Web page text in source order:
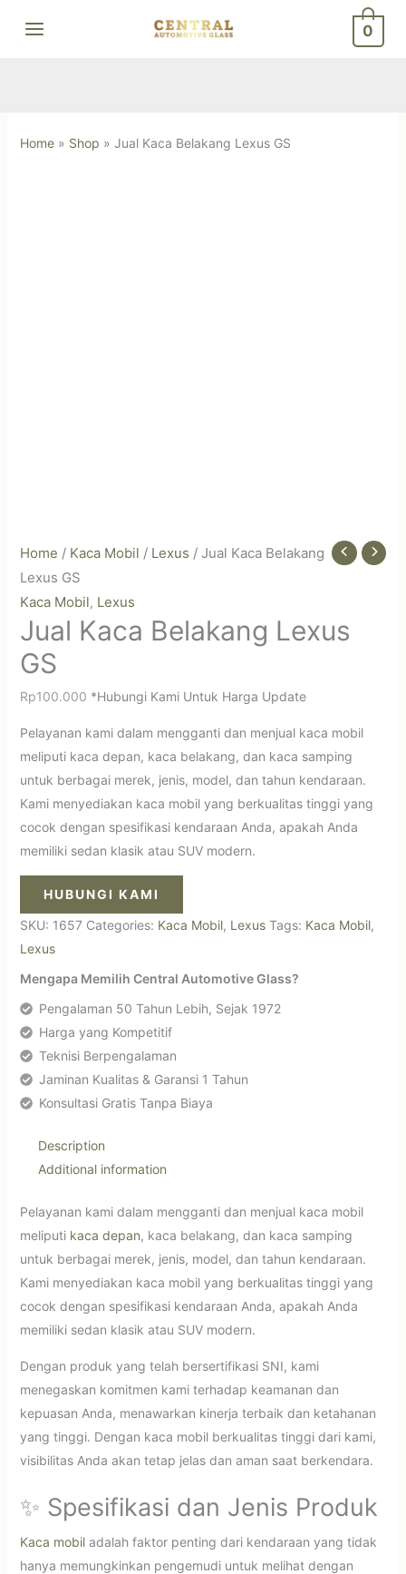
0
Home» Shop » Jual Kaca Belakang Lexus GS
Home / Kaca Mobil / Lexus / Jual Kaca Belakang
Lexus GS
Kaca Mobil, Lexus
Jual Kaca Belakang Lexus
GS
Rp100.000 *Hubungi Kami Untuk Harga Update
Pelayanan kami dalam mengganti dan menjual kaca mobil
meliputi kaca depan, kaca belakang, dan kaca samping
untuk berbagai merek, jenis, model, dan tahun kendaraan.
Kami menyediakan kaca mobil yang berkualitas tinggi yang
cocok dengan spesifikasi kendaraan Anda, apakah Anda
memiliki sedan klasik atau SUV modern.
HUBUNGI KAMI
SKU: 1657 Categories: Kaca Mobil, Lexus Tags: Kaca Mobil,
Lexus
Mengapa Memilih Central Automotive Glass?
Pengalaman 50 Tahun Lebih, Sejak 1972
Harga yang Kompetitif
Teknisi Berpengalaman
Jaminan Kualitas & Garansi 1 Tahun
Konsultasi Gratis Tanpa Biaya
Description
Additional information
Pelayanan kami dalam mengganti dan menjual kaca mobil
meliputi kaca depan, kaca belakang, dan kaca samping
untuk berbagai merek, jenis, model, dan tahun kendaraan.
Kami menyediakan kaca mobil yang berkualitas tinggi yang
cocok dengan spesifikasi kendaraan Anda, apakah Anda
memiliki sedan klasik atau SUV modern.
Dengan produk yang telah bersertifikasi SNI, kami
menegaskan komitmen kami terhadap keamanan dan
kepuasan Anda, menawarkan kinerja terbaik dan ketahanan
yang tinggi. Dengan kaca mobil berkualitas tinggi dari kami,
visibilitas Anda akan tetap jelas dan aman saat berkendara.
✨ Spesifikasi dan Jenis Produk
Kaca mobiladalah faktor penting dari kendaraan yang tidak
hanya memungkinkan pengemudi untuk melihat dengan